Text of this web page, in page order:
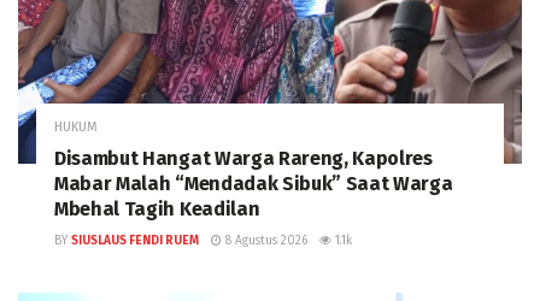
HUKUM
Disambut Hangat Warga Rareng, Kapolres
Mabar Malah “Mendadak Sibuk” Saat Warga
Mbehal Tagih Keadilan
BY SIUSLAUS FENDI RUEM 8 Agustus 2026 1.1k